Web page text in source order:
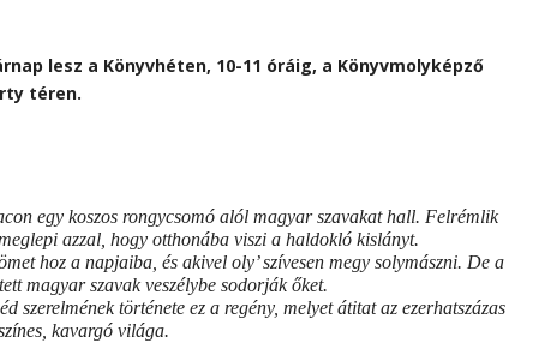
lesz a Könyvhéten, 10-11 óráig, a Könyvmolyképző
téren.
egy koszos rongycsomó alól magyar szavakat hall. Felrémlik
azzal, hogy otthonába viszi a haldokló kislányt.
hoz a napjaiba, és akivel oly’ szívesen megy solymászni. De a
magyar szavak veszélybe sodorják őket.
szerelmének története ez a regény, melyet átitat az ezerhatszázas
kavargó világa.